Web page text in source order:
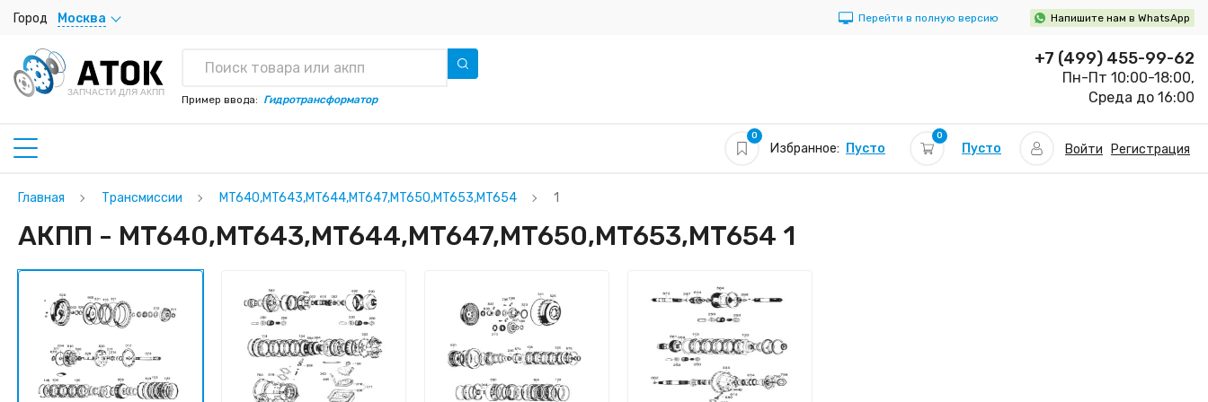
Город Москва Перейти в полную версию Напишите нам в WhatsApp
ЗАПЧАСТИ ДЛЯ АКПП
Пример ввода: Гидротрансформатор
+7 (499) 455-99-62
Пн-Пт 10:00-18:00,
Среда до 16:00
0
Избранное: Пусто
0
Пусто Войти Регистрация
Главная Трансмиссии MT640,MT643,MT644,MT647,MT650,MT653,MT654 1
АКПП - MT640,MT643,MT644,MT647,MT650,MT653,MT654 1